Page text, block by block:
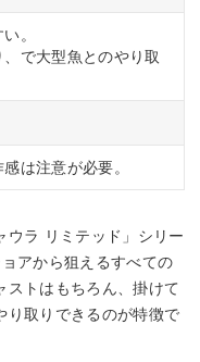
。
で大型魚とのやり取
は注意が必要。
ウラ リミテッド」シリー
アから狙えるすべての
ストはもちろん、掛けて
り取りできるのが特徴で